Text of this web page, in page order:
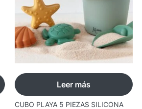
Leer más
CUBO PLAYA 5 PIEZAS SILICONA